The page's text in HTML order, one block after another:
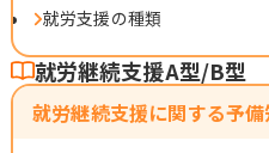
就労支援の種類
就労継続支援A型/B型
就労継続支援に関する予